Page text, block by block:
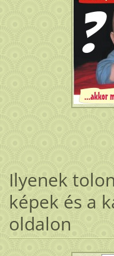
Ilyenek
képek és a
oldalon